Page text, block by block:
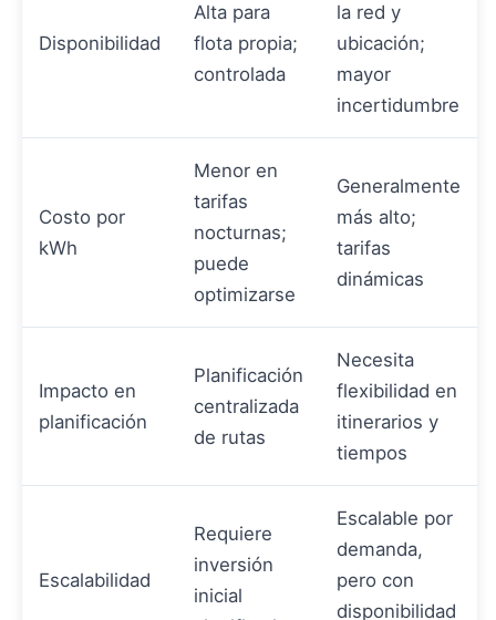
Disponibilidad
Alta para
flota propia;
controlada
la red y
ubicación;
mayor
incertidumbre
Costo por
kWh
Menor en
tarifas
nocturnas;
puede
optimizarse
Generalmente
más alto;
tarifas
dinámicas
Impacto en
planificación
Planificación
centralizada
de rutas
Necesita
flexibilidad en
itinerarios y
tiempos
Escalabilidad
Requiere
inversión
inicial
Escalable por
demanda,
pero con
disponibilidad